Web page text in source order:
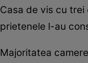
Casa de vis cu
prietenele l-au
Majoritatea